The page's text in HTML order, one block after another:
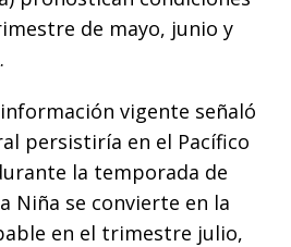
de mayo, junio y
vigente señaló
persistiría en el Pacífico
la temporada de
Niña se convierte en la
en el trimestre julio,